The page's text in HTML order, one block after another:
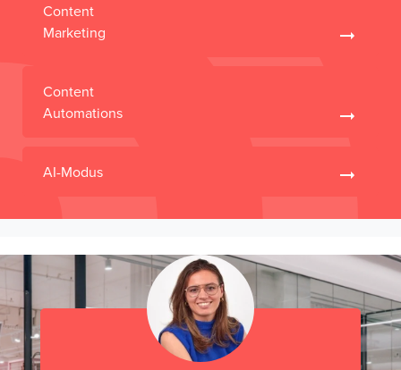
Content
Marketing
Content
Automations
AI-Modus